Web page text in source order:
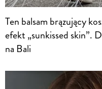
Ten balsam brązujący
efekt „sunkissed skin”.
na Bali